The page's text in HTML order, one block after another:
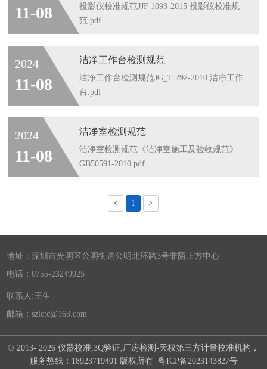
11-08
投影仪校准规范JJF 1093-2015 投影仪校准规
范.pdf
2024
11-08
洁净工作台检测规范
洁净工作台检测规范JG_T 292-2010 洁净工作
台.pdf
2024
11-08
洁净室检测规范
洁净室检测规范《洁净室施工及验收规范》
GB50591-2010.pdf
< 1 >
地址：深圳市光明区公明街道公明北环路3号非陌上方中心
电话：0755-23249925
联系人:王生
邮箱：szlctc@163.com
© 2013- 2026 仪器校准,3Q验证,厂房检测-天权第三方计量校准机构，
服务热线：18923719401 版权所有 粤ICP备2023143827号